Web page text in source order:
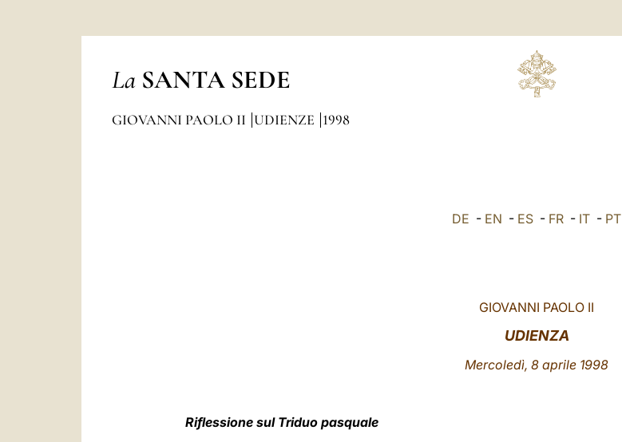
La SANTA SEDE
GIOVANNI PAOLO II UDIENZE 1998
DE - EN - ES - FR - IT - PT
GIOVANNI PAOLO II
UDIENZA
Mercoledì, 8 aprile 1998
Riflessione sul Triduo pasquale